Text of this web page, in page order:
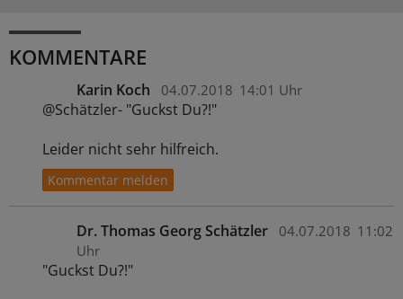
KOMMENTARE
Karin Koch 04.07.2018 14:01 Uhr
@Schätzler- "Guckst Du?!"
Leider nicht sehr hilfreich.
Dr. Thomas Georg Schätzler 04.07.2018 11:02
Uhr
"Guckst Du?!"